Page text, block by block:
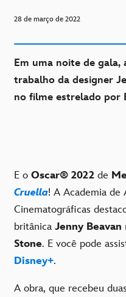
28 de março de 2022
Em uma noite de gala,
trabalho da designer
no filme estrelado por
E o Oscar® 2022 de
Cruella! A Academia de
Cinematográficas
britânica Jenny Beavan
Stone. E você pode
Disney+.
A obra, que recebeu